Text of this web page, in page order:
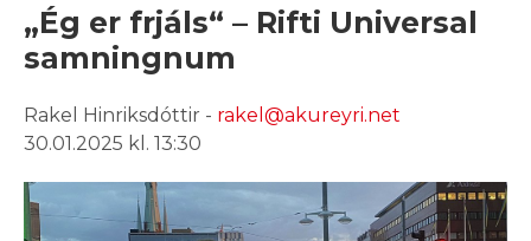
„Ég er frjáls“ – Rifti Universal
samningnum
Rakel Hinriksdóttir - rakel@akureyri.net
30.01.2025 kl. 13:30